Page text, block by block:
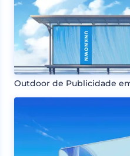
Outdoor de Publicidade